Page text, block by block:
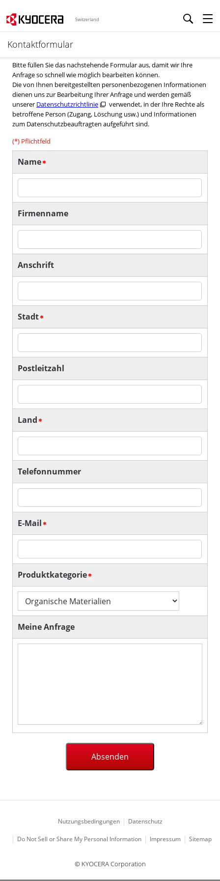
Switzerland
Kontaktformular
Bitte füllen Sie das nachstehende Formular aus, damit wir Ihre
Anfrage so schnell wie möglich bearbeiten können.
Die von Ihnen bereitgestellten personenbezogenen Informationen
dienen uns zur Bearbeitung Ihrer Anfrage und werden gemäß
unserer Datenschutzrichtlinie
verwendet, in der Ihre Rechte als
betroffene Person (Zugang, Löschung usw.) und Informationen
zum Datenschutzbeauftragten aufgeführt sind.
(*) Pflichtfeld
Name
Firmenname
Anschrift
Stadt
Postleitzahl
Land
Telefonnummer
E-Mail
Produktkategorie
Meine Anfrage
Nutzungsbedingungen Datenschutz
Do Not Sell or Share My Personal Information Impressum Sitemap
© KYOCERA Corporation